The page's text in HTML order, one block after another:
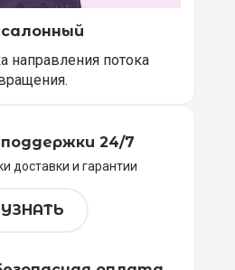
направления потока
24/7
доставки и гарантии
УЗНАТЬ